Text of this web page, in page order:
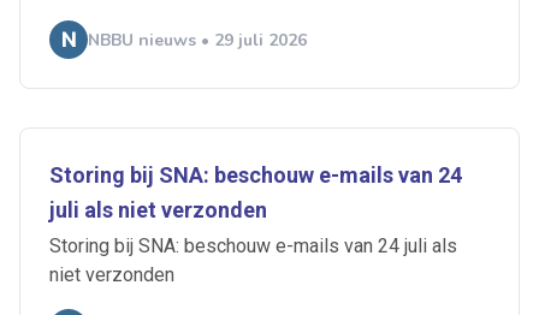
NBBU nieuws • 29 juli 2026
Storing bij SNA: beschouw e-mails van 24
juli als niet verzonden
Storing bij SNA: beschouw e-mails van 24 juli als
niet verzonden